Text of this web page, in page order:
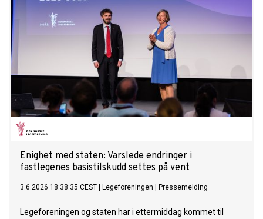
Enighet med staten: Varslede endringer i
fastlegenes basistilskudd settes på vent
3.6.2026 18:38:35 CEST Legeforeningen Pressemelding
Legeforeningen og staten har i ettermiddag kommet til